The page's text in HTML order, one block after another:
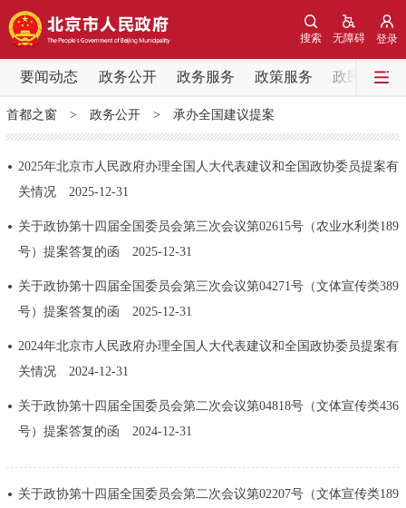
登录
无障碍
搜索
要闻动态 政务公开 政务服务 政策服务 政民互动
要闻动态
党中央精神 国务院信息
北京要闻 会议信息 部门动态
各区热点
市领导 机构职能
政策兑现
决策公开 专题公开
首都之窗> 政务公开> 承办全国建议提案
2025年北京市人民政府办理全国人大代表建议和全国政协委员提案有
关情况
2025-12-31
关于政协第十四届全国委员会第三次会议第02615号（农业水利类189
号）提案答复的函
2025-12-31
关于政协第十四届全国委员会第三次会议第04271号（文体宣传类389
号）提案答复的函
2025-12-31
2024年北京市人民政府办理全国人大代表建议和全国政协委员提案有
关情况
2024-12-31
关于政协第十四届全国委员会第二次会议第04818号（文体宣传类436
号）提案答复的函
2024-12-31
关于政协第十四届全国委员会第二次会议第02207号（文体宣传类189